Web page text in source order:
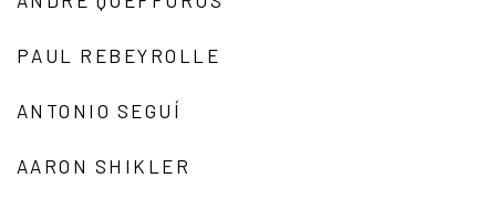
PAUL REBEYROLLE
ANTONIO SEGUÍ
AARON SHIKLER